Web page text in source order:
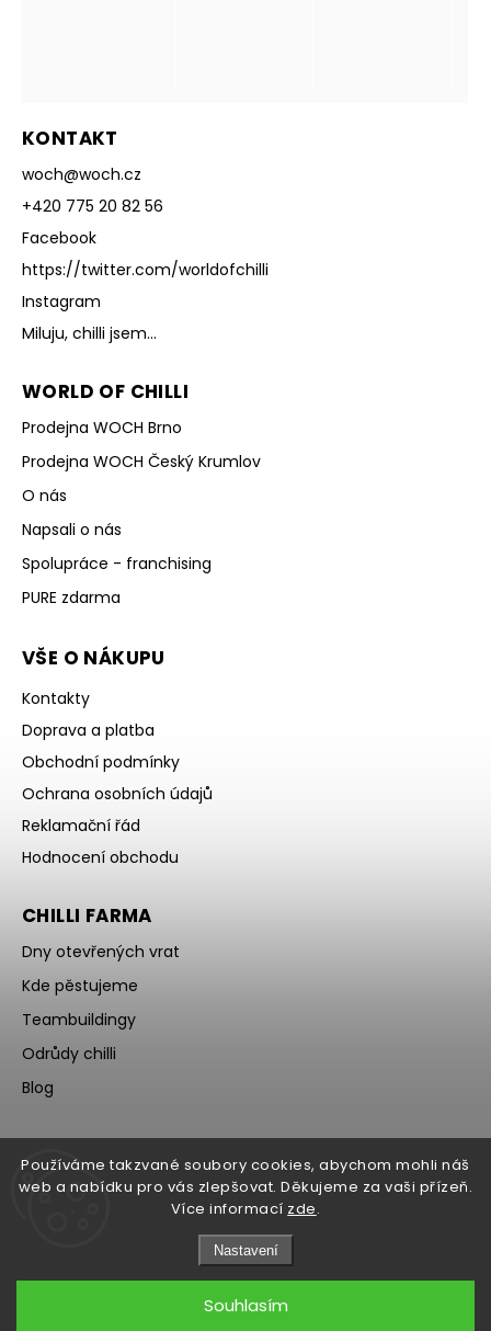
Používáme takzvané soubory cookies, abychom mohli náš
web a nabídku pro vás zlepšovat. Děkujeme za vaši přízeň.
Více informací zde.
Nastavení
Souhlasím
KONTAKT
woch@woch.cz
+420 775 20 82 56
Facebook
https://twitter.com/worldofchilli
Instagram
Miluju, chilli jsem...
WORLD OF CHILLI
Prodejna WOCH Brno
Prodejna WOCH Český Krumlov
O nás
Napsali o nás
Spolupráce - franchising
PURE zdarma
VŠE O NÁKUPU
Kontakty
Doprava a platba
Obchodní podmínky
Ochrana osobních údajů
Reklamační řád
Hodnocení obchodu
CHILLI FARMA
Dny otevřených vrat
Kde pěstujeme
Teambuildingy
Odrůdy chilli
Blog